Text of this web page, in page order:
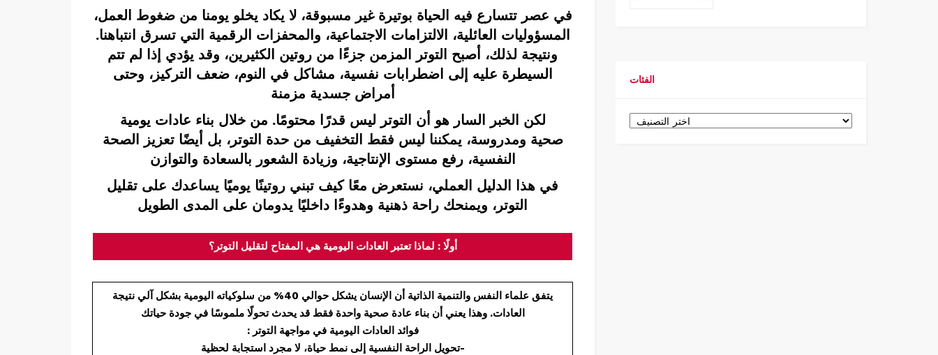
في عصر تتسارع فيه الحياة بوتيرة غير مسبوقة، لا يكاد يخلو يومنا من ضغوط العمل،
المسؤوليات العائلية، الالتزامات الاجتماعية، والمحفزات الرقمية التي تسرق انتباهنا.
ونتيجة لذلك، أصبح التوتر المزمن جزءًا من روتين الكثيرين، وقد يؤدي إذا لم تتم
السيطرة عليه إلى اضطرابات نفسية، مشاكل في النوم، ضعف التركيز، وحتى
أمراض جسدية مزمنة
لكن الخبر السار هو أن التوتر ليس قدرًا محتومًا. من خلال بناء عادات يومية
صحية ومدروسة، يمكننا ليس فقط التخفيف من حدة التوتر، بل أيضًا تعزيز
الصحة
النفسية، رفع مستوى الإنتاجية، وزيادة الشعور بالسعادة والتوازن
في هذا الدليل العملي، نستعرض معًا كيف تبني روتينًا يوميًا يساعدك على تقليل
التوتر، ويمنحك راحة ذهنية وهدوءًا داخليًا يدومان على المدى الطويل
أولًا : لماذا تعتبر العادات اليومية هي المفتاح لتقليل التوتر؟
يتفق علماء النفس والتنمية الذاتية أن الإنسان يشكل حوالي 40% من سلوكياته اليومية بشكل آلي
نتيجة
العادات. وهذا يعني أن بناء عادة صحية واحدة فقط قد يحدث تحولًا ملموسًا في جودة حياتك
: فوائد العادات اليومية في مواجهة التوتر
تحويل الراحة النفسية إلى نمط حياة،لا مجرد استجابة لحظية-
الفئات